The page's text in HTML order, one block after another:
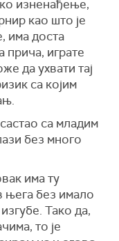
изненађење,
као што је
има доста
прича, играте
да ухвати тај
са којим
са младим
без много
има ту
њега без имало
Тако да,
то је